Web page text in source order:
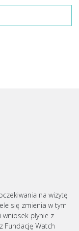
na wizytę
się zmienia w tym
płynie z
Fundację Watch